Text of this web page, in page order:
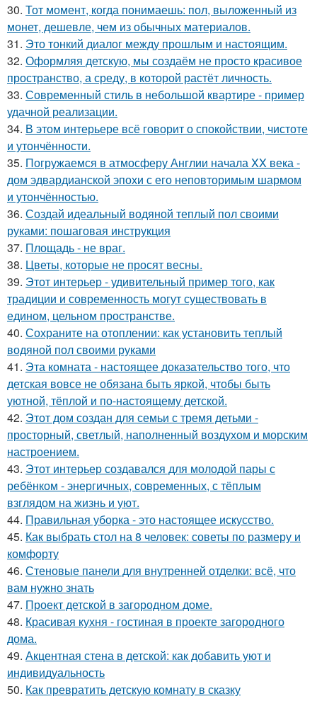
30. Тот момент, когда понимаешь: пол, выложенный из
монет, дешевле, чем из обычных материалов.
31. Это тонкий диалог между прошлым и настоящим.
32. Оформляя детскую, мы создаём не просто красивое
пространство, а среду, в которой растёт личность.
33. Современный стиль в небольшой квартире - пример
удачной реализации.
34. В этом интерьере всё говорит о спокойствии, чистоте
и утончённости.
35. Погружаемся в атмосферу Англии начала XX века -
дом эдвардианской эпохи с его неповторимым шармом
и утончённостью.
36. Создай идеальный водяной теплый пол своими
руками: пошаговая инструкция
37. Площадь - не враг.
38. Цветы, которые не просят весны.
39. Этот интерьер - удивительный пример того, как
традиции и современность могут существовать в
едином, цельном пространстве.
40. Сохраните на отоплении: как установить теплый
водяной пол своими руками
41. Эта комната - настоящее доказательство того, что
детская вовсе не обязана быть яркой, чтобы быть
уютной, тёплой и по-настоящему детской.
42. Этот дом создан для семьи с тремя детьми -
просторный, светлый, наполненный воздухом и морским
настроением.
43. Этот интерьер создавался для молодой пары с
ребёнком - энергичных, современных, с тёплым
взглядом на жизнь и уют.
44. Правильная уборка - это настоящее искусство.
45. Как выбрать стол на 8 человек: советы по размеру и
комфорту
46. Стеновые панели для внутренней отделки: всё, что
вам нужно знать
47. Проект детской в загородном доме.
48. Красивая кухня - гостиная в проекте загородного
дома.
49. Акцентная стена в детской: как добавить уют и
индивидуальность
50. Как превратить детскую комнату в сказку